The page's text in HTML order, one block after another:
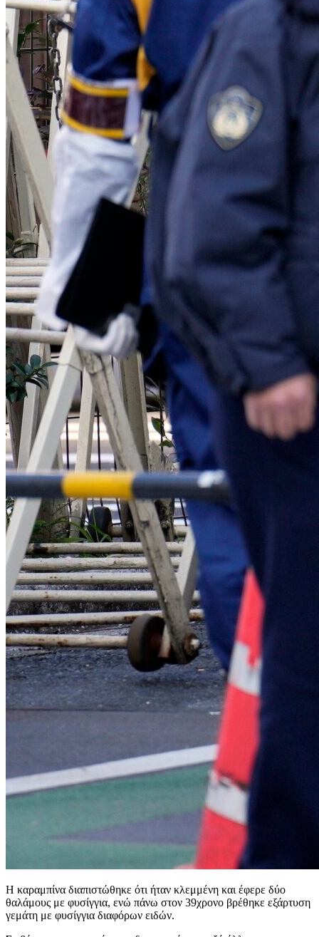
Η καραμπίνα διαπιστώθηκε ότι ήταν κλεμμένη και έφερε δύο
θαλάμους με φυσίγγια, ενώ πάνω στον 39χρονο βρέθηκε εξάρτυση
γεμάτη με φυσίγγια διαφόρων ειδών.